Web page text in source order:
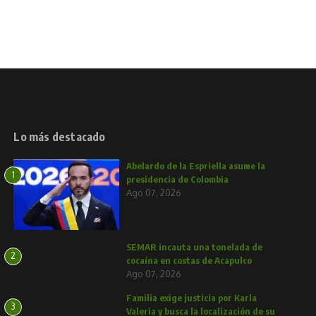
Lo más destacado
1
Abelardo de la Espriella asume la
presidencia de Colombia
Ago 07, 2026
2
SEMAR incauta una tonelada de
cocaína en costas de Acapulco
Ago 07, 2026
3
Familia exige justicia por Karla
Valeria y busca la localización de su